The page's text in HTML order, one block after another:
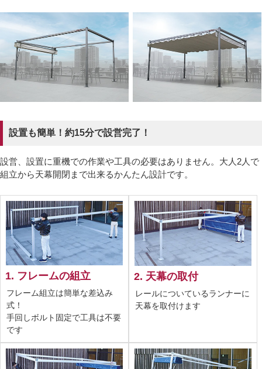
設置も簡単！約15分で設営完了！
設営、設置に重機での作業や工具の必要はありません。大人2人で
組立から天幕開閉まで出来るかんたん設計です。
1. フレームの組立
フレーム組立は簡単な差込み
式！
手回しボルト固定で工具は不要
です
2. 天幕の取付
レールについているランナーに
天幕を取付けます